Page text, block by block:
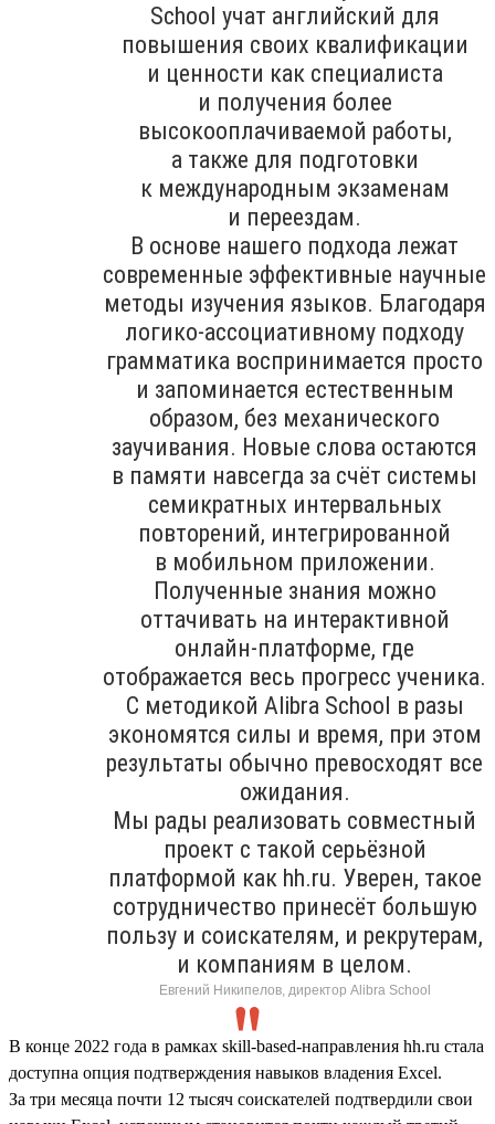
School учат английский для
повышения своих квалификации
и ценности как специалиста
и получения более
высокооплачиваемой работы,
а также для подготовки
к международным экзаменам
и переездам.
В основе нашего подхода лежат
современные эффективные научные
методы изучения языков. Благодаря
логико-ассоциативному подходу
грамматика воспринимается просто
и запоминается естественным
образом, без механического
заучивания. Новые слова остаются
в памяти навсегда за счёт системы
семикратных интервальных
повторений, интегрированной
в мобильном приложении.
Полученные знания можно
оттачивать на интерактивной
онлайн-платформе, где
отображается весь прогресс ученика.
С методикой Alibra School в разы
экономятся силы и время, при этом
результаты обычно превосходят все
ожидания.
Мы рады реализовать совместный
проект с такой серьёзной
платформой как hh.ru. Уверен, такое
сотрудничество принесёт большую
пользу и соискателям, и рекрутерам,
и компаниям в целом.
Евгений Никипелов, директор Alibra School
В конце 2022 года в рамках skill-based-направления hh.ru стала
доступна опция подтверждения навыков владения Excel.
За три месяца почти 12 тысяч соискателей подтвердили свои